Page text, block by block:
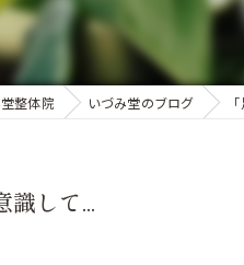
整体院 いづみ堂のブログ
識して...